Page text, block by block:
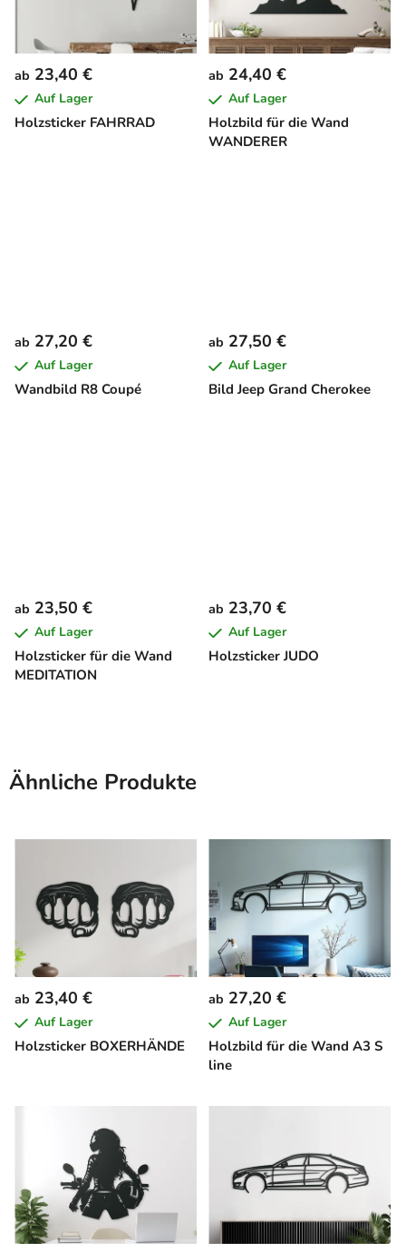
Holzsticker FAHRRAD
ab 23,40 €
Auf Lager
Holzbild für die Wand
WANDERER
ab 24,40 €
Auf Lager
Wandbild R8 Coupé
ab 27,20 €
Auf Lager
Bild Jeep Grand Cherokee
ab 27,50 €
Auf Lager
Holzsticker für die Wand
MEDITATION
ab 23,50 €
Auf Lager
Holzsticker JUDO
ab 23,70 €
Auf Lager
Ähnliche Produkte
Holzsticker BOXERHÄNDE
ab 23,40 €
Auf Lager
Holzbild für die Wand A3 S
line
ab 27,20 €
Auf Lager